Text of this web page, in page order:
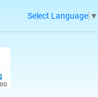
Select Language ▼